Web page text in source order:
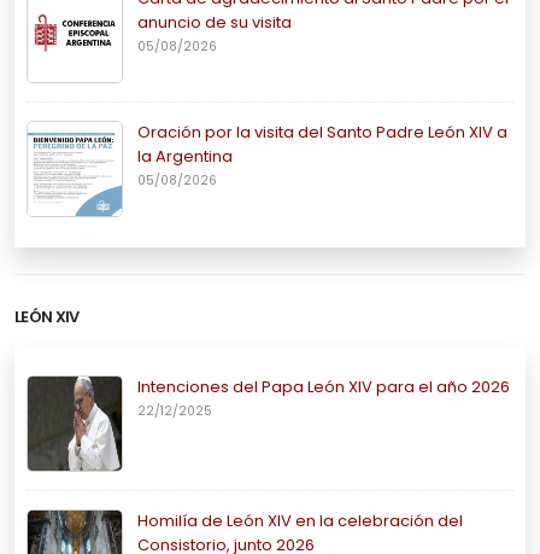
anuncio de su visita
05/08/2026
Oración por la visita del Santo Padre León XIV a
la Argentina
05/08/2026
LEÓN XIV
Intenciones del Papa León XIV para el año 2026
22/12/2025
Homilía de León XIV en la celebración del
Consistorio, junto 2026